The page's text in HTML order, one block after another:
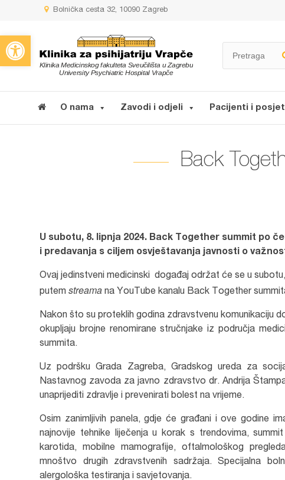
Open toolbar
Bolnička cesta 32, 10090 Zagreb
O nama Zavodi i odjeli Pacijenti i
Back
U subotu, 8. lipnja 2024. Back Together summit po
i predavanja s ciljem osvještavanja javnosti o
Ovaj jedinstveni medicinski događaj održat će se u
putem streama na YouTube kanalu Back Together
Nakon što su proteklih godina zdravstvenu komunikaciju
okupljaju brojne renomirane stručnjake iz područja
summita.
Uz podršku Grada Zagreba, Gradskog ureda za
Nastavnog zavoda za javno zdravstvo dr. Andrija
unaprijediti zdravlje i prevenirati bolest na vrijeme.
Osim zanimljivih panela, gdje će građani i ove godine
najnovije tehnike liječenja u korak s trendovima,
karotida, mobilne mamografije, oftalmološkog
mnoštvo drugih zdravstvenih sadržaja. Specijalna
alergološka testiranja i savjetovanja.